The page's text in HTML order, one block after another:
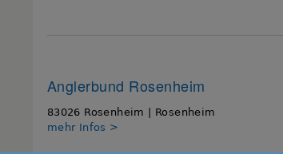
Anglerbund Rosenheim
83026 Rosenheim | Rosenheim
mehr Infos >